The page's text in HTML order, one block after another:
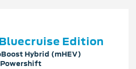
Edition
Hybrid (mHEV)
Powershift